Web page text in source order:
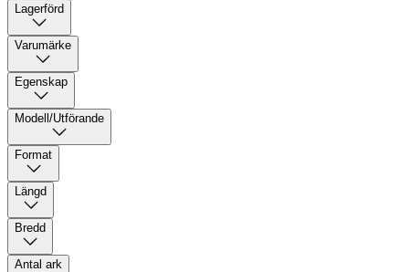
Lagerförd
Varumärke
Egenskap
Modell/Utförande
Format
Längd
Bredd
Antal ark